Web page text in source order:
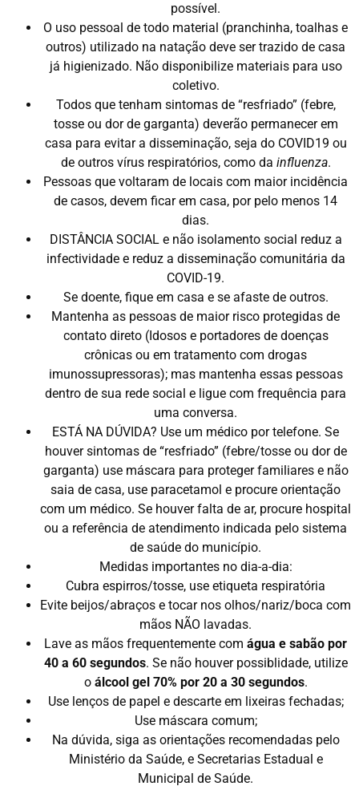
possível.
O uso pessoal de todo material (pranchinha, toalhas e
outros) utilizado na natação deve ser trazido de casa
já higienizado. Não disponibilize materiais para uso
coletivo.
Todos que tenham sintomas de “resfriado” (febre,
tosse ou dor de garganta) deverão permanecer em
casa para evitar a disseminação, seja do COVID19 ou
de outros vírus respiratórios, como da influenza.
Pessoas que voltaram de locais com maior incidência
de casos, devem ficar em casa, por pelo menos 14
dias.
DISTÂNCIA SOCIAL e não isolamento social reduz a
infectividade e reduz a disseminação comunitária da
COVID-19.
Se doente, fique em casa e se afaste de outros.
Mantenha as pessoas de maior risco protegidas de
contato direto (Idosos e portadores de doenças
crônicas ou em tratamento com drogas
imunossupressoras); mas mantenha essas pessoas
dentro de sua rede social e ligue com frequência para
uma conversa.
ESTÁ NA DÚVIDA? Use um médico por telefone. Se
houver sintomas de “resfriado” (febre/tosse ou dor de
garganta) use máscara para proteger familiares e não
saia de casa, use paracetamol e procure orientação
com um médico. Se houver falta de ar, procure hospital
ou a referência de atendimento indicada pelo sistema
de saúde do município.
Medidas importantes no dia-a-dia:
Cubra espirros/tosse, use etiqueta respiratória
Evite beijos/abraços e tocar nos olhos/nariz/boca com
mãos NÃO lavadas.
Lave as mãos frequentemente com água e sabão por
40 a 60 segundos. Se não houver possiblidade, utilize
o álcool gel 70% por 20 a 30 segundos.
Use lenços de papel e descarte em lixeiras fechadas;
Use máscara comum;
Na dúvida, siga as orientações recomendadas pelo
Ministério da Saúde, e Secretarias Estadual e
Municipal de Saúde.